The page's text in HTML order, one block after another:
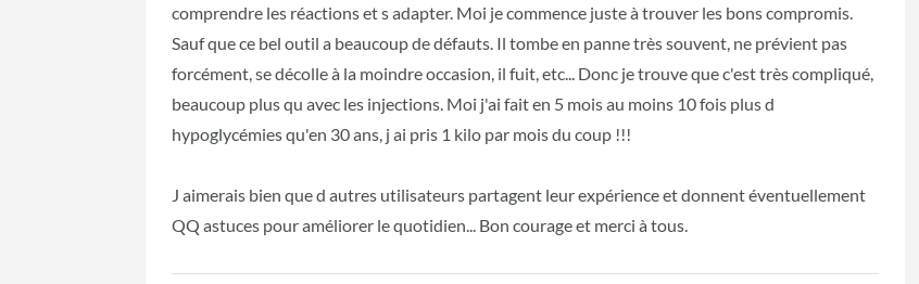
comprendre les réactions et s adapter. Moi je commence juste à trouver les bons compromis.
Sauf que ce bel outil a beaucoup de défauts. Il tombe en panne très souvent, ne prévient pas
forcément, se décolle à la moindre occasion, il fuit, etc... Donc je trouve que c'est très compliqué,
beaucoup plus qu avec les injections. Moi j'ai fait en 5 mois au moins 10 fois plus d
hypoglycémies qu'en 30 ans, j ai pris 1 kilo par mois du coup !!!
J aimerais bien que d autres utilisateurs partagent leur expérience et donnent éventuellement
QQ astuces pour améliorer le quotidien... Bon courage et merci à tous.